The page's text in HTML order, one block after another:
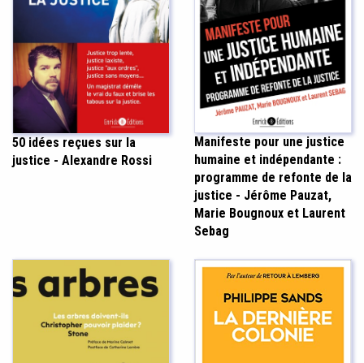
50 idées reçues sur la
justice - Alexandre Rossi
Manifeste pour une justice
humaine et indépendante :
programme de refonte de la
justice - Jérôme Pauzat,
Marie Bougnoux et Laurent
Sebag